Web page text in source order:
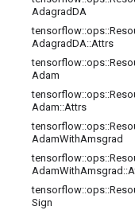
AdagradDA
tensorflow::ops::
AdagradDA::Attrs
tensorflow::ops::
Adam
tensorflow::ops::
Adam::Attrs
tensorflow::ops::
AdamWithAmsgrad
tensorflow::ops::
AdamWithAmsgrad ::
tensorflow::ops::
Sign